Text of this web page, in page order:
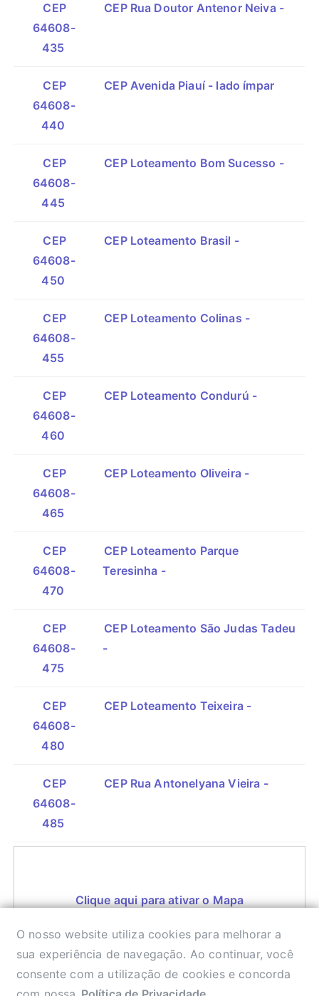
CEP
64608-
435
CEP Rua Doutor Antenor Neiva -
CEP
64608-
440
CEP Avenida Piauí - lado ímpar
CEP
64608-
445
CEP Loteamento Bom Sucesso -
CEP
64608-
450
CEP Loteamento Brasil -
CEP
64608-
455
CEP Loteamento Colinas -
CEP
64608-
460
CEP Loteamento Condurú -
CEP
64608-
465
CEP Loteamento Oliveira -
CEP
64608-
470
CEP Loteamento Parque
Teresinha -
CEP
64608-
475
CEP Loteamento São Judas Tadeu
-
CEP
64608-
480
CEP Loteamento Teixeira -
CEP
64608-
485
CEP Rua Antonelyana Vieira -
Clique aqui para ativar o Mapa
O nosso website utiliza cookies para melhorar a
sua experiência de navegação. Ao continuar, você
consente com a utilização de cookies e concorda